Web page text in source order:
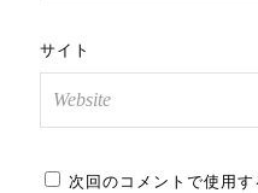
サイト
次回のコメントで使用